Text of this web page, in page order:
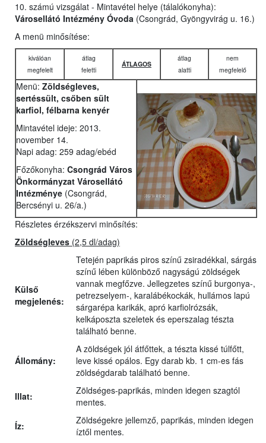
10. számú vizsgálat - Mintavétel helye (tálalókonyha):
Városellátó Intézmény Óvoda (Csongrád, Gyöngyvirág u. 16.)
A menü minősítése:
kiválóan
megfelelt
átlag
feletti
ÁTLAGOS
átlag
alatti
nem
megfelelő
Menü: Zöldségleves,
sertéssült, csőben sült
karfiol, félbarna kenyér
Mintavétel ideje: 2013.
november 14.
Napi adag: 259 adag/ebéd
Főzőkonyha: Csongrád Város
Önkormányzat Városellátó
Intézménye (Csongrád,
Bercsényi u. 26/a.)
Részletes érzékszervi minősítés:
Zöldségleves (2,5 dl/adag)
Külső
megjelenés:
Tetején paprikás piros színű zsiradékkal, sárgás
színű lében különböző nagyságú zöldségek
vannak megfőzve. Jellegzetes színű burgonya-,
petrezselyem-, karalábékockák, hullámos lapú
sárgarépa karikák, apró karfiolrózsák,
kelkáposzta szeletek és eperszalag tészta
található benne.
Állomány:
A zöldségek jól átfőttek, a tészta kissé túlfőtt,
leve kissé opálos. Egy darab kb. 1 cm-es fás
zöldségdarab található benne.
Illat:
Zöldséges-paprikás, minden idegen szagtól
mentes.
Íz:
Zöldségekre jellemző, paprikás, minden idegen
íztől mentes.